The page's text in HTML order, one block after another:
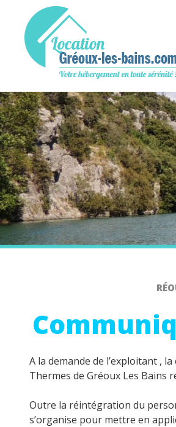
A la demande de l’exploitant ,
Thermes de Gréoux Les Bains
Outre la réintégration du
s’organise pour mettre en